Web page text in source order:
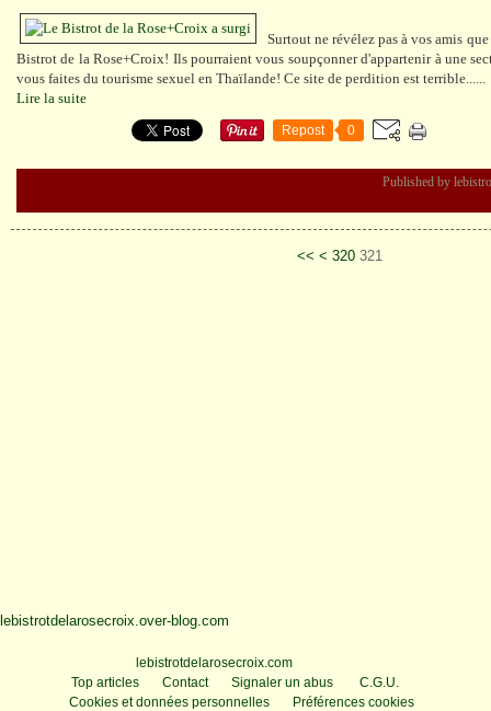
Surtout ne révélez pas à vos amis
Bistrot de la Rose+Croix! Ils pourraient vous soupçonner d'appartenir à une
vous faites du tourisme sexuel en Thaïlande! Ce site de perdition est terrible......
Lire la suite
Repost 0
Published by
<< < 300
310
320 321
lebistrotdelarosecroix.over-blog.com
lebistrotdelarosecroix.com
Top articles
Contact Signaler un abus
C.G.U.
Cookies et données personnelles
Préférences cookies